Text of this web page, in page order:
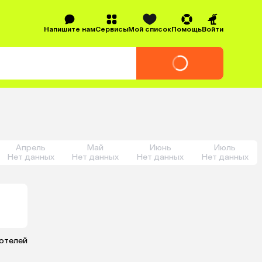
Напишите намСервисыМой списокПомощьВойти
Апрель
Нет данных
Май
Нет данных
Июнь
Нет данных
Июль
Нет данных